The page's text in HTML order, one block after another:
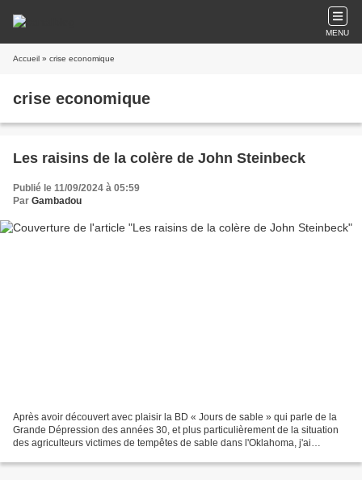
MENU
Accueil » crise economique
crise economique
Les raisins de la colère de John Steinbeck
Publié le 11/09/2024 à 05:59
Par Gambadou
Après avoir découvert avec plaisir la BD « Jours de sable » qui parle de la
Grande Dépression des années 30, et plus particulièrement de la situation
des agriculteurs victimes de tempêtes de sable dans l'Oklahoma, j'ai